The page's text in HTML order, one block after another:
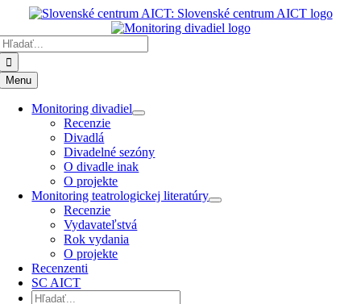
Preskočiť
obsahu
Menu
Monitoring divadiel
Recenzie
Divadlá
Divadelné sezóny
O divadle inak
O projekte
Monitoring teatrologickej literatúry
Recenzie
Vydavateľstvá
Rok vydania
O projekte
Recenzenti
SC AICT
Hľadať: